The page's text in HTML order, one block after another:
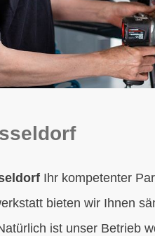
Ihr kompetenter
bieten wir Ihnen
ist unser Betrieb